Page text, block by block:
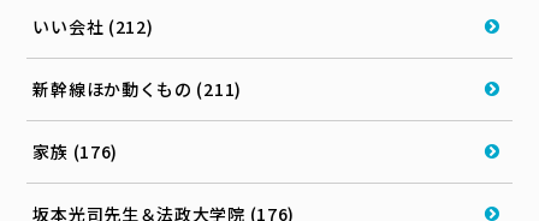
いい会社 (212)
新幹線ほか動くもの (211)
家族 (176)
坂本光司先生＆法政大学院 (176)